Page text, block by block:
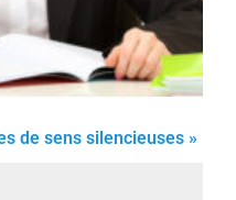
de sens silencieuses »